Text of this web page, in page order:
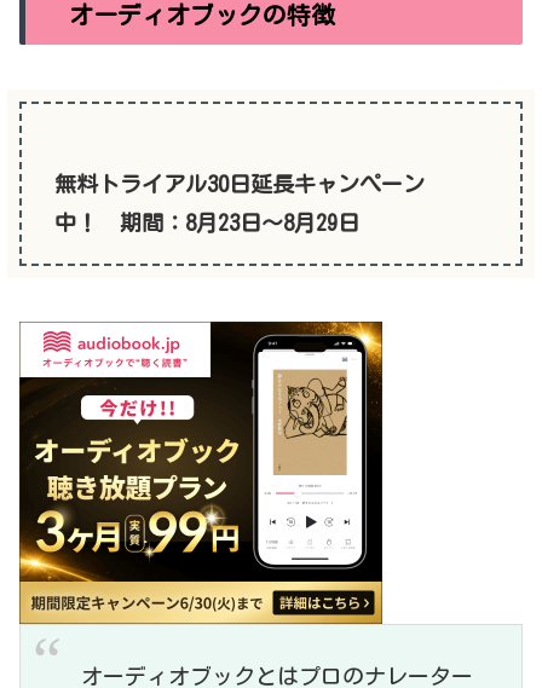
オーディオブックの特徴
無料トライアル30日延長キャンぺーン
中！ 期間：8月23日〜8月29日
オーディオブックとはプロのナレーター